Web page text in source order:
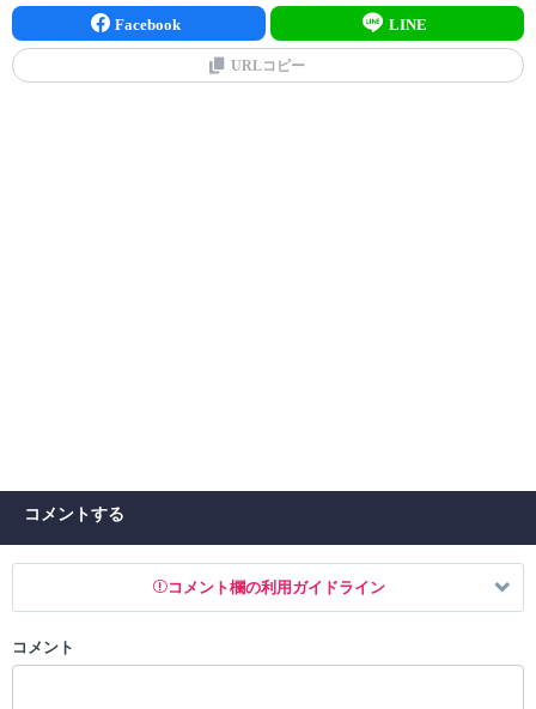
Facebook LINE
URLコピー
コメントする
コメント欄の利用ガイドライン
以下の書き込みを禁止とし、場合によってはコメント削除や書き込み制
コメント